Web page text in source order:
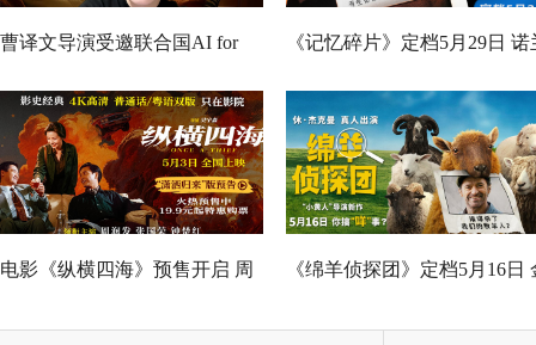
曹译文导演受邀联合国AI for
Good全球峰会 以AI影像传递向
善力量
《记忆碎片》定档5月29日 诺
神作IMAX首次量身定制
电影《纵横四海》预售开启 周 《绵羊侦探团》定档5月16日